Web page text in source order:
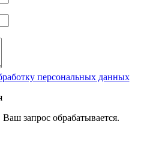
персональных данных
запрос обрабатывается.